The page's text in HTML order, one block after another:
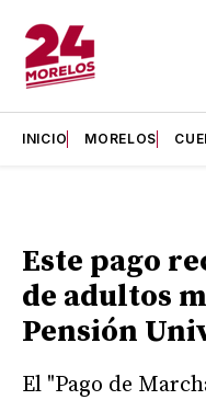
INICIO MORELOS
Este pago
de adultos
Pensión
El "Pago de